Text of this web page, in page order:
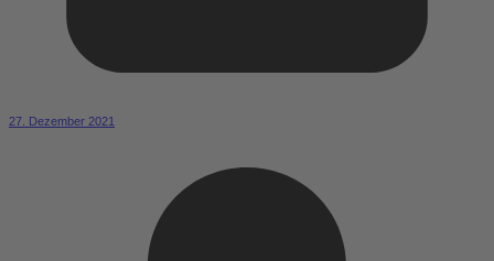
27. Dezember 2021